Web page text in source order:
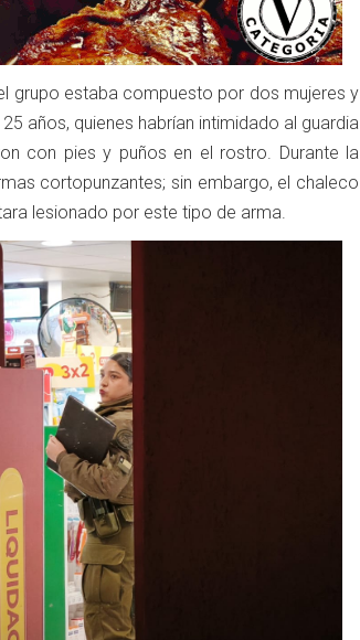
grupo estaba compuesto por dos mujeres y
años, quienes habrían intimidado al guardia
con pies y puños en el rostro. Durante la
cortopunzantes; sin embargo, el chaleco
lesionado por este tipo de arma.